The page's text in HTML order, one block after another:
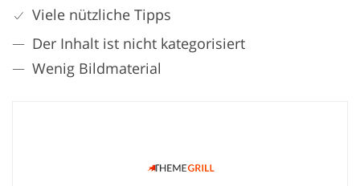
Viele nützliche Tipps
Der Inhalt ist nicht kategorisiert
Wenig Bildmaterial